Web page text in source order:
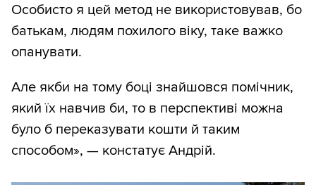
Особисто я цей метод не використовував, бо
батькам, людям похилого віку, таке важко
опанувати.
Але якби на тому боці знайшовся помічник,
який їх навчив би, то в перспективі можна
було б переказувати кошти й таким
способом», — констатує Андрій.